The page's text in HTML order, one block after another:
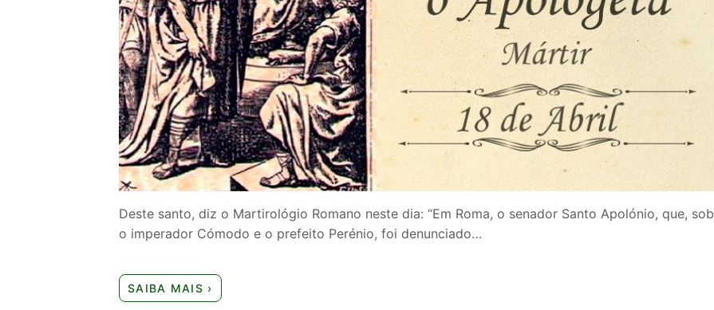
CARRINHO
Deste santo, diz o Martirológio Romano neste dia: “Em Roma, o senador Santo Apolónio, que, sob
o imperador Cómodo e o prefeito Perénio, foi denunciado…
SAIBA MAIS ›